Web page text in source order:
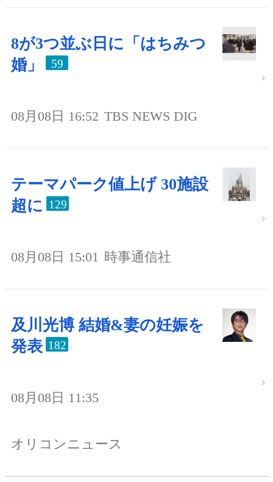
8が3つ並ぶ日に「はちみつ
婚」
59
08月08日 16:52 TBS NEWS DIG
テーマパーク値上げ 30施設
超に 129
08月08日 15:01 時事通信社
及川光博 結婚&妻の妊娠を
発表 182
08月08日 11:35
オリコンニュース